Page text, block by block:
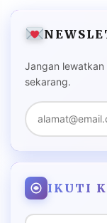
Jangan
sekarang.
IKUTI